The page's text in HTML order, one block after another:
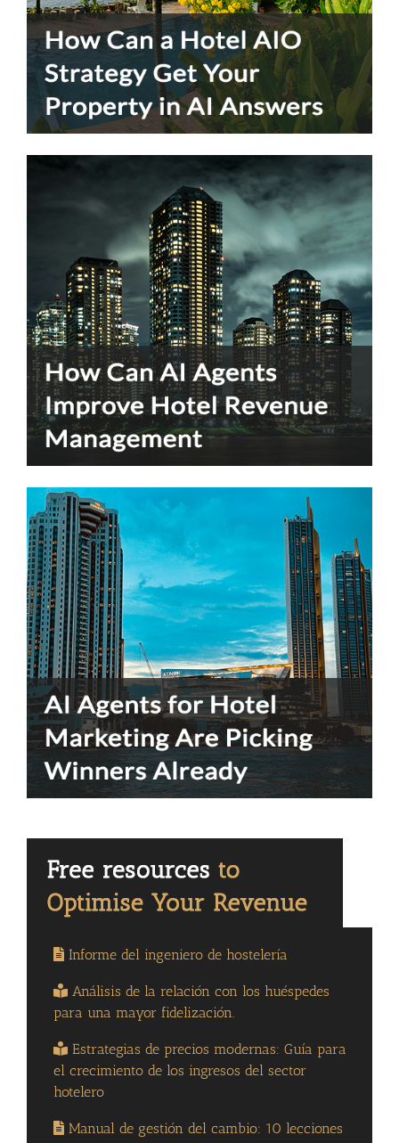
Informe del ingeniero de hostelería
Análisis de la relación con los huéspedes
para una mayor fidelización.
Estrategias de precios modernas: Guía para
el crecimiento de los ingresos del sector
hotelero
Manual de gestión del cambio: 10 lecciones